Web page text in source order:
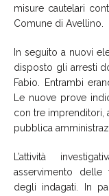
misure cautelari
Comune di Avellino.
In seguito a nuovi
disposto gli arresti
Fabio. Entrambi
Le nuove prove
con tre imprenditori,
pubblica
L’attività
asservimento
degli indagati. In